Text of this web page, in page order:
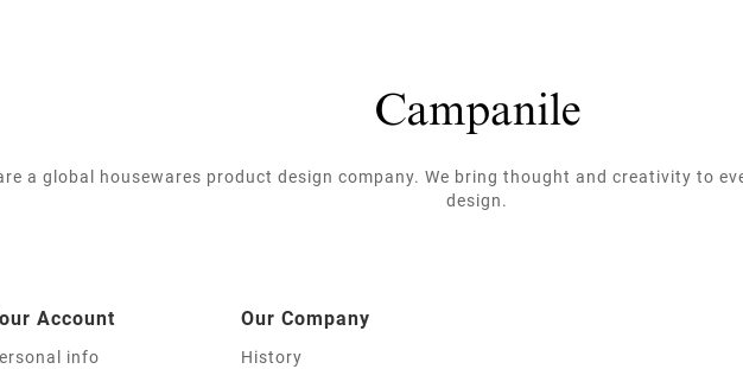
a global housewares product design company. We bring thought and creativity to
design.
Account
info
Our Company
History